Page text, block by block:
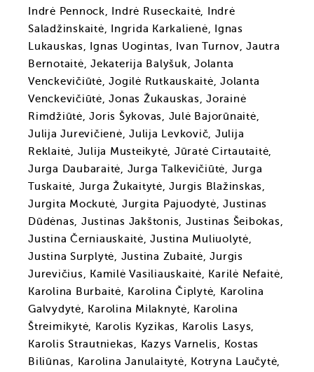
Indrė Pennock, Indrė Ruseckaitė, Indrė
Saladžinskaitė, Ingrida Karkalienė, Ignas
Lukauskas, Ignas Uogintas, Ivan Turnov, Jautra
Bernotaitė, Jekaterija Balyšuk, Jolanta
Venckevičiūtė, Jogilė Rutkauskaitė, Jolanta
Venckevičiūtė, Jonas Žukauskas, Jorainė
Rimdžiūtė, Joris Šykovas, Julė Bajorūnaitė,
Julija Jurevičienė, Julija Levkovič, Julija
Reklaitė, Julija Musteikytė, Jūratė Cirtautaitė,
Jurga Daubaraitė, Jurga Talkevičiūtė, Jurga
Tuskaitė, Jurga Žukaitytė, Jurgis Blažinskas,
Jurgita Mockutė, Jurgita Pajuodytė, Justinas
Dūdėnas, Justinas Jakštonis, Justinas Šeibokas,
Justina Černiauskaitė, Justina Muliuolytė,
Justina Surplytė, Justina Zubaitė, Jurgis
Jurevičius, Kamilė Vasiliauskaitė, Karilė Nefaitė,
Karolina Burbaitė, Karolina Čiplytė, Karolina
Galvydytė, Karolina Milaknytė, Karolina
Štreimikytė, Karolis Kyzikas, Karolis Lasys,
Karolis Strautniekas, Kazys Varnelis, Kostas
Biliūnas, Karolina Janulaitytė, Kotryna Laučytė,